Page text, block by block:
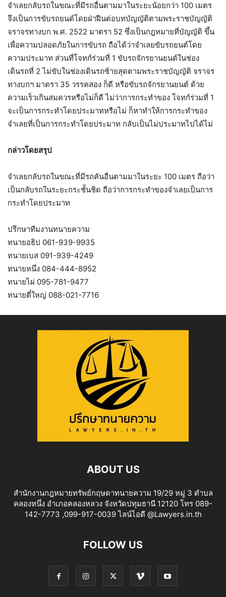
จำเลยกลับรถในขณะที่มีรถอื่นตามมาในระยะน้อยกว่า 100 เมตร
จึงเป็นการขับรถยนต์โดยฝ่าฝืนต่อบทบัญญัติตามพระราชบัญญัติ
จราจรทางบก พ.ศ. 2522 มาตรา 52 ซึ่งเป็นกฎหมายที่บัญญัติ ขึ้น
เพื่อความปลอดภัยในการขับรถ ถือได้ว่าจำเลยขับรถยนต์โดย
ความประมาท ส่วนที่โจทก์ร่วมที่ 1 ขับรถจักรยานยนต์ในช่อง
เดินรถที่ 2 ไม่ขับในช่องเดินรถซ้ายสุดตามพระราชบัญญัติ จราจร
ทางบกฯ มาตรา 35 วรรคสอง ก็ดี หรือขับรถจักรยานยนต์ ด้วย
ความเร็วเกินสมควรหรือไม่ก็ดี ไม่ว่าการกระทำของ โจทก์ร่วมที่ 1
จะเป็นการกระทำโดยประมาทหรือไม่ ก็หาทำให้การกระทำของ
จำเลยที่เป็นการกระทำโดยประมาท กลับเป็นไม่ประมาทไปได้ไม่
กล่าวโดยสรุป
จำเลยกลับรถในขณะที่มีรถคันอื่นตามมาในระยะ 100 เมตร ถือว่า
เป็นกลับรถในระยะกระชั้นชิด ถือว่าการกระทำของจำเลยเป็นการ
กระทำโดยประมาท
ปรึกษาทีมงานทนายความ
ทนายอธิป 061-939-9935
ทนายเบส 091-939-4249
ทนายหนึ่ง 084-444-8952
ทนายไผ่ 095-781-9477
ทนายตี๋ใหญ่ 088-021-7716
ABOUT US
สำนักงานกฎหมายทรัพย์กฤษดาทนายความ 19/29 หมู่ 3 ตำบล
คลองหนึ่ง อำเภอคลองหลวง จังหวัดปทุมธานี 12120 โทร 089-
142-7773 ,099-917-0039 ไลน์ไอดี @Lawyers.in.th
FOLLOW US